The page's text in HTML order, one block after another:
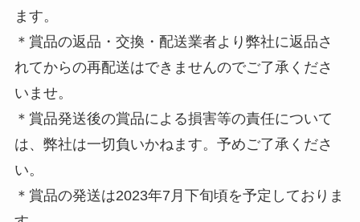
ます。
＊賞品の返品・交換・配送業者より弊社に返品さ
れてからの再配送はできませんのでご了承くださ
いませ。
＊賞品発送後の賞品による損害等の責任について
は、弊社は一切負いかねます。予めご了承くださ
い。
＊賞品の発送は2023年7月下旬頃を予定しておりま